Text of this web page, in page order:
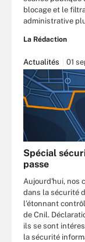
blocage et le
administrative
La Rédaction
Actualités 01
Spécial
passe
Aujourd'hui, nos
dans la sécurité
l’étonnant
de Cnil.
ils se sont
la sécurité